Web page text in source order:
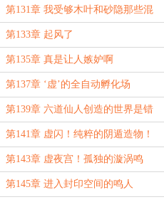
第131章 我受够木叶和砂隐那些混
蛋了！
第133章 起风了
第135章 真是让人嫉妒啊
第137章 ‘虚’的全自动孵化场
第139章 六道仙人创造的世界是错
误的
第141章 虚闪！纯粹的阴遁造物！
第143章 虚夜宫！孤独的漩涡鸣
人……
第145章 进入封印空间的鸣人